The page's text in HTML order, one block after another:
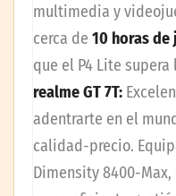
multimedia y
cerca de 10 horas
que el P4 Lite supera
realme GT 7T:
adentrarte en el
calidad-precio.
Dimensity 8400-